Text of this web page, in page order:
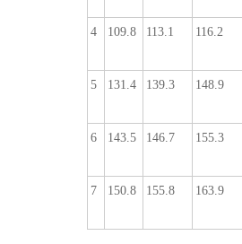
4 109.8 113.1 116.2
5 131.4 139.3 148.9
6 143.5 146.7 155.3
7 150.8 155.8 163.9